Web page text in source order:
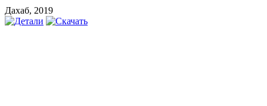
Дахаб, 2019